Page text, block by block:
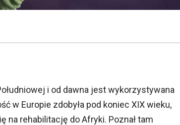
i od dawna jest wykorzystywana
w Europie zdobyła pod koniec XIX wieku,
na rehabilitację do Afryki. Poznał tam